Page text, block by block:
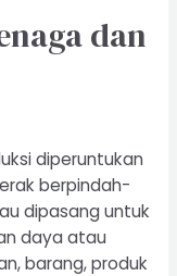
dan
diperuntukan
berpindah-
dipasang untuk
daya atau
barang, produk